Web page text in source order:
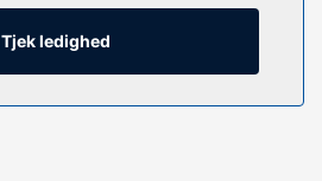
Tjek ledighed